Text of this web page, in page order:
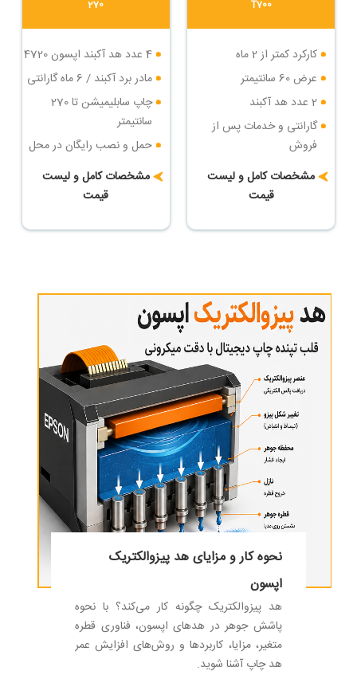
270
4 عدد هد آکبند اپسون 4720
مادر برد آکبند / 6 ماه گارانتی
چاپ سابلیمیشن تا 270
سانتیمتر
حمل و نصب رایگان در محل
شرایط پرداخت اقساطی
مشخصات کامل و لیست
قیمت
T700
کارکرد کمتر از 2 ماه
عرض 60 سانتیمتر
2 عدد هد آکبند
گارانتی و خدمات پس از
فروش
حمل و نصب رایگان
مشخصات کامل و لیست
قیمت
نحوه کار و مزایای هد پیزوالکتریک
اپسون
هد پیزوالکتریک چگونه کار می‌کند؟ با نحوه
پاشش جوهر در هدهای اپسون، فناوری قطره
متغیر، مزایا، کاربردها و روش‌های افزایش عمر
هد چاپ آشنا شوید.